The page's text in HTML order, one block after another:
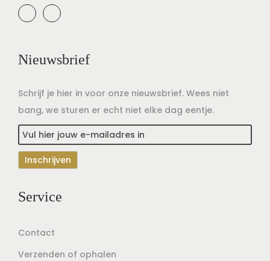
Nieuwsbrief
Schrijf je hier in voor onze nieuwsbrief. Wees niet
bang, we sturen er echt niet elke dag eentje.
Service
Contact
Verzenden of ophalen